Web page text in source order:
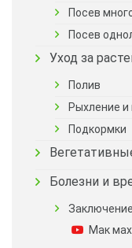
Посев
Посев
Уход за
Полив
Рыхление и
Подкормки
Болезни и
Заключение
Мак